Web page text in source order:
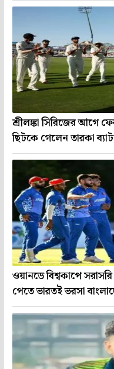
শ্রীলঙ্কা সিরিজের আগে
ছিটকে গেলেন তারকা
ওয়ানডে বিশ্বকাপে
পেতে ভারতই ভরসা